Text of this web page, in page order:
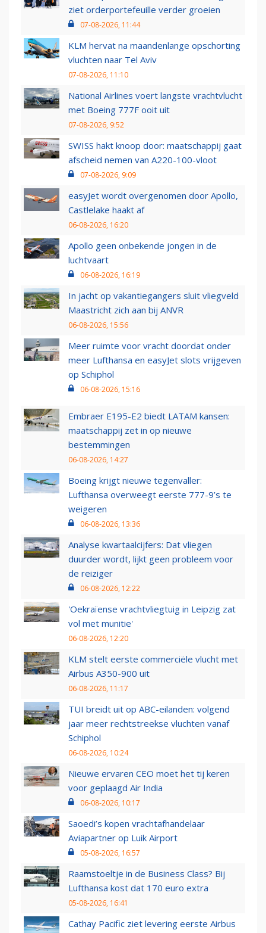
ziet orderportefeuille verder groeien
07-08-2026, 11:44
KLM hervat na maandenlange opschorting
vluchten naar Tel Aviv
07-08-2026, 11:10
National Airlines voert langste vrachtvlucht
met Boeing 777F ooit uit
07-08-2026, 9:52
SWISS hakt knoop door: maatschappij gaat
afscheid nemen van A220-100-vloot
07-08-2026, 9:09
easyJet wordt overgenomen door Apollo,
Castlelake haakt af
06-08-2026, 16:20
Apollo geen onbekende jongen in de
luchtvaart
06-08-2026, 16:19
In jacht op vakantiegangers sluit vliegveld
Maastricht zich aan bij ANVR
06-08-2026, 15:56
Meer ruimte voor vracht doordat onder
meer Lufthansa en easyJet slots vrijgeven
op Schiphol
06-08-2026, 15:16
Embraer E195-E2 biedt LATAM kansen:
maatschappij zet in op nieuwe
bestemmingen
06-08-2026, 14:27
Boeing krijgt nieuwe tegenvaller:
Lufthansa overweegt eerste 777-9’s te
weigeren
06-08-2026, 13:36
Analyse kwartaalcijfers: Dat vliegen
duurder wordt, lijkt geen probleem voor
de reiziger
06-08-2026, 12:22
'Oekraïense vrachtvliegtuig in Leipzig zat
vol met munitie'
06-08-2026, 12:20
KLM stelt eerste commerciële vlucht met
Airbus A350-900 uit
06-08-2026, 11:17
TUI breidt uit op ABC-eilanden: volgend
jaar meer rechtstreekse vluchten vanaf
Schiphol
06-08-2026, 10:24
Nieuwe ervaren CEO moet het tij keren
voor geplaagd Air India
06-08-2026, 10:17
Saoedi’s kopen vrachtafhandelaar
Aviapartner op Luik Airport
05-08-2026, 16:57
Raamstoeltje in de Business Class? Bij
Lufthansa kost dat 170 euro extra
05-08-2026, 16:41
Cathay Pacific ziet levering eerste Airbus